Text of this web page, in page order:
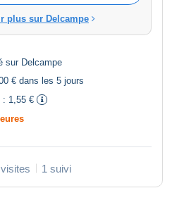
plus sur Delcampe
sur Delcampe
€ dans les 5 jours
: 1,55 €
1 suivi